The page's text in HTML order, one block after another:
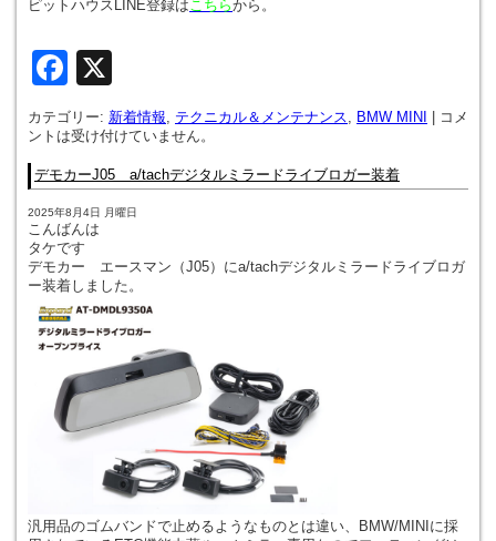
ピットハウスLINE登録は こちらから。
Facebook
カテゴリー: 新着情報 テクニカル＆メンテナンス BMW MINI | コメ
ントは受け付けていません。
デモカーJ05 a/tachデジタルミラードライブロガー装着
2025年8月4日 月曜日
こんばんは
タケです
デモカー エースマン（J05）にa/tachデジタルミラードライブロガ
ー装着しました。
汎用品のゴムバンドで止めるようなものとは違い、BMW/MINIに採